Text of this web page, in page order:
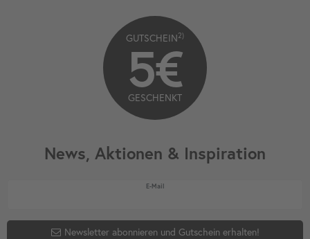
News, Aktionen & Inspiration
E-MailNewsletter Honig
Newsletter abonnieren und Gutschein erhalten!
GUTSCHEIN2)
5€
GESCHENKT